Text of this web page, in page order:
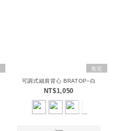
售完
可調式細肩背心 BRATOP–白
NT$1,050